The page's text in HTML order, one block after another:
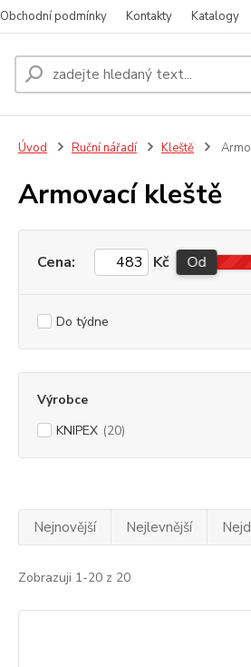
Obchodní podmínky Kontakty Katalogy
Úvod Ruční nářadí Kleště
Armovací kleště
Cena: Kč Od
Do týdne
Výrobce
KNIPEX (20)
Nejnovější Nejlevnější
Zobrazuji 1-20 z 20